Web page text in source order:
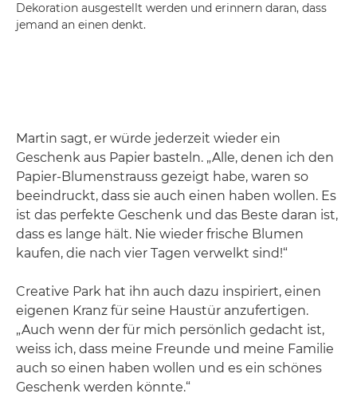
Dekoration ausgestellt werden und erinnern daran, dass
jemand an einen denkt.
Martin sagt, er würde jederzeit wieder ein
Geschenk aus Papier basteln. „Alle, denen ich den
Papier-Blumenstrauss gezeigt habe, waren so
beeindruckt, dass sie auch einen haben wollen. Es
ist das perfekte Geschenk und das Beste daran ist,
dass es lange hält. Nie wieder frische Blumen
kaufen, die nach vier Tagen verwelkt sind!“
Creative Park hat ihn auch dazu inspiriert, einen
eigenen Kranz für seine Haustür anzufertigen.
„Auch wenn der für mich persönlich gedacht ist,
weiss ich, dass meine Freunde und meine Familie
auch so einen haben wollen und es ein schönes
Geschenk werden könnte.“